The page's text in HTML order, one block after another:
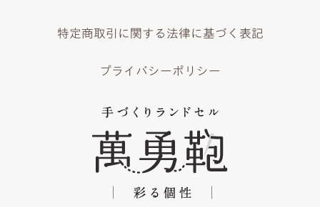
特定商取引に関する法律に基づく表記
プライバシーポリシー